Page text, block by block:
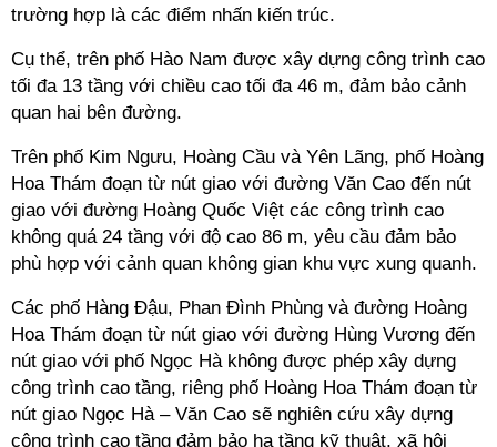
trường hợp là các điểm nhấn kiến trúc.
Cụ thể, trên phố Hào Nam được xây dựng công trình cao
tối đa 13 tầng với chiều cao tối đa 46 m, đảm bảo cảnh
quan hai bên đường.
Trên phố Kim Ngưu, Hoàng Cầu và Yên Lãng, phố Hoàng
Hoa Thám đoạn từ nút giao với đường Văn Cao đến nút
giao với đường Hoàng Quốc Việt các công trình cao
không quá 24 tầng với độ cao 86 m, yêu cầu đảm bảo
phù hợp với cảnh quan không gian khu vực xung quanh.
Các phố Hàng Đậu, Phan Đình Phùng và đường Hoàng
Hoa Thám đoạn từ nút giao với đường Hùng Vương đến
nút giao với phố Ngọc Hà không được phép xây dựng
công trình cao tầng, riêng phố Hoàng Hoa Thám đoạn từ
nút giao Ngọc Hà – Văn Cao sẽ nghiên cứu xây dựng
công trình cao tầng đảm bảo hạ tầng kỹ thuật, xã hội